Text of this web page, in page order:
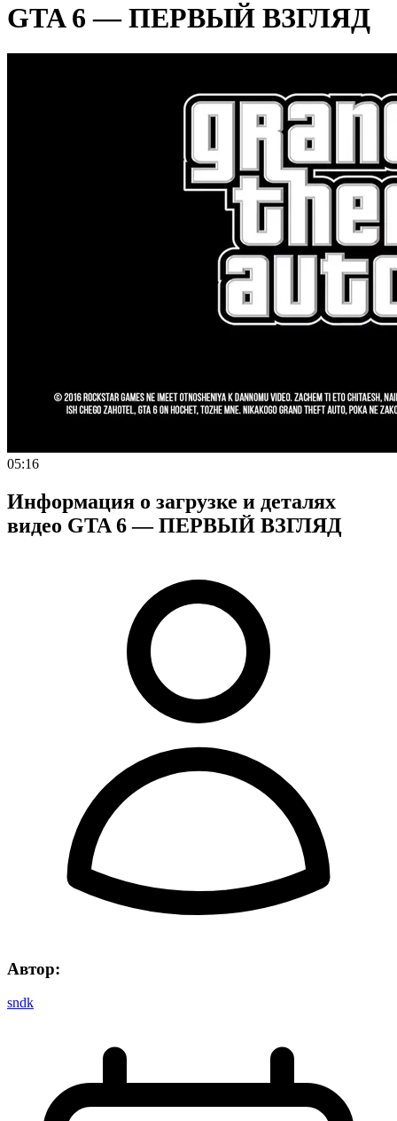
GTA 6 — ПЕРВЫЙ ВЗГЛЯД
05:16
Информация о загрузке и деталях
видео GTA 6 — ПЕРВЫЙ ВЗГЛЯД
Автор:
sndk